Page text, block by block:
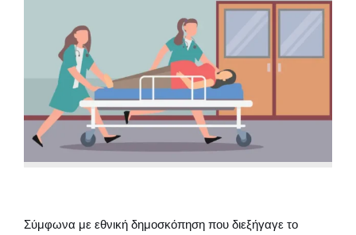
Σύμφωνα με εθνική δημοσκόπηση που διεξήγαγε το